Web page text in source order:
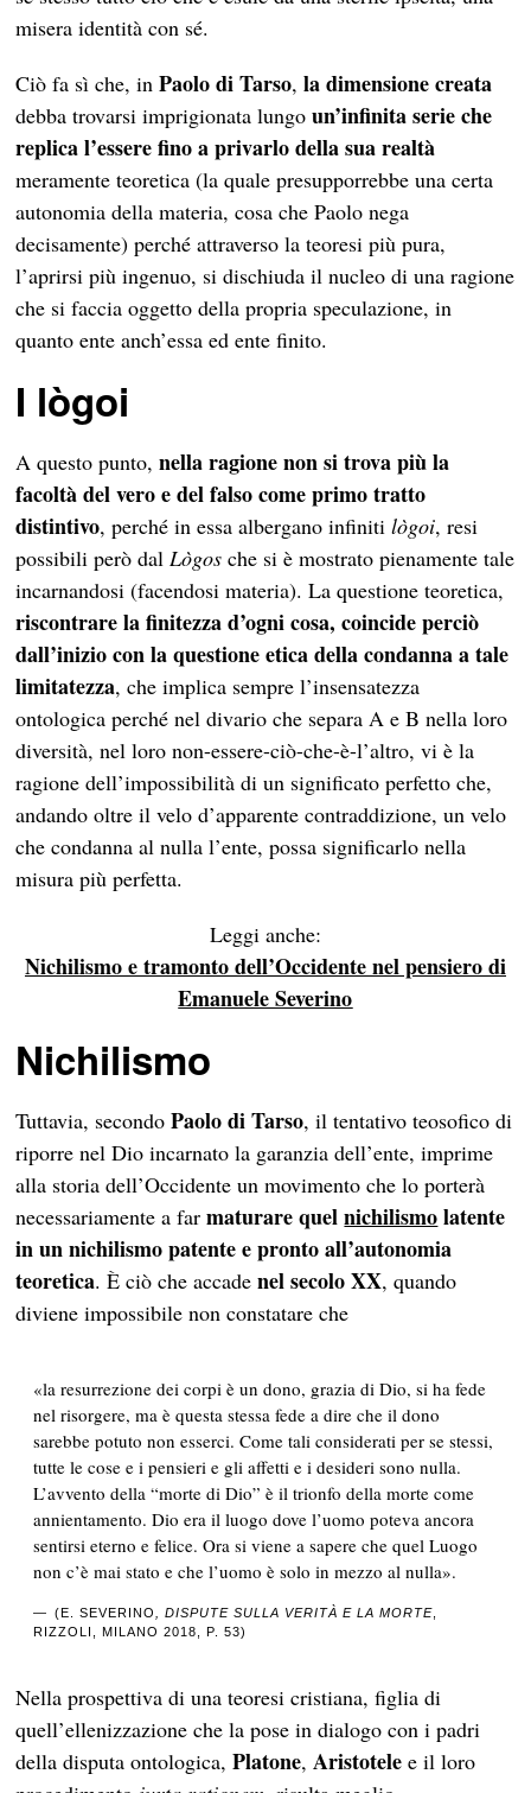
misera identità con sé.
Ciò fa sì che, inPaolo di Tarso,la dimensione creata
debba trovarsi imprigionata lungoun’infinita serie che
replica l’essere fino a privarlo della sua realtà
meramente teoretica (la quale presupporrebbe una certa
autonomia della materia, cosa che Paolo nega
decisamente) perché attraverso la teoresi più pura,
l’aprirsi più ingenuo, si dischiuda il nucleo di una ragione
che si faccia oggetto della propria speculazione, in
quanto ente anch’essa ed ente finito.
I lògoi
A questo punto,nella ragione non si trova più la
facoltà del vero e del falso come primo tratto
distintivo, perché in essa albergano infinitilògoi, resi
possibili però dalLògos che si è mostrato pienamente tale
incarnandosi (facendosi materia). La questione teoretica,
riscontrare la finitezza d’ogni cosa, coincide perciò
dall’inizio con la questione etica della condanna a tale
limitatezza, che implica sempre l’insensatezza
ontologica perché nel divario che separa A e B nella loro
diversità, nel loro non-essere-ciò-che-è-l’altro, vi è la
ragione dell’impossibilità di un significato perfetto che,
andando oltre il velo d’apparente contraddizione, un velo
che condanna al nulla l’ente, possa significarlo nella
misura più perfetta.
Leggi anche:
Nichilismo e tramonto dell’Occidente nel pensiero di
Emanuele Severino
Nichilismo
Tuttavia, secondoPaolo di Tarso, il tentativo teosofico di
riporre nel Dio incarnato la garanzia dell’ente, imprime
alla storia dell’Occidente un movimento che lo porterà
necessariamente a farmaturare quelnichilismolatente
in un nichilismo patente e pronto all’autonomia
teoretica. È ciò che accadenel secolo XX, quando
diviene impossibile non constatare che
«la resurrezione dei corpi è un dono, grazia di Dio, si ha fede
nel risorgere, ma è questa stessa fede a dire che il dono
sarebbe potuto non esserci. Come tali considerati per se stessi,
tutte le cose e i pensieri e gli affetti e i desideri sono nulla.
L’avvento della “morte di Dio” è il trionfo della morte come
annientamento. Dio era il luogo dove l’uomo poteva ancora
sentirsi eterno e felice. Ora si viene a sapere che quel Luogo
non c’è mai stato e che l’uomo è solo in mezzo al nulla».
(E. SEVERINO , DISPUTE SULLA VERITÀ E LA MORTE,
RIZZOLI, MILANO 2018, P. 53)
Nella prospettiva di una teoresi cristiana, figlia di
quell’ellenizzazione che la pose in dialogo con i padri
della disputa ontologica,Platone,Aristotele e il loro